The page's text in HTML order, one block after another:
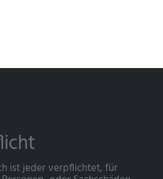
ist jeder verpflichtet, für